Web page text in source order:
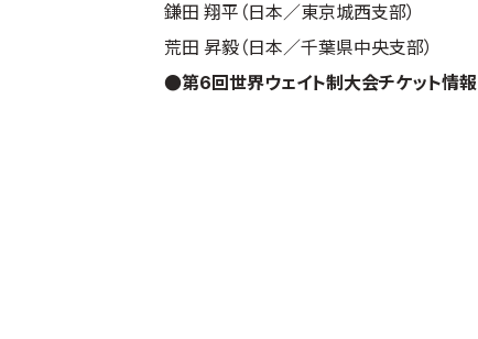
鎌田 翔平（日本／東京城西支部）
荒田 昇毅（日本／千葉県中央支部）
●第6回世界ウェイト制大会チケット情報